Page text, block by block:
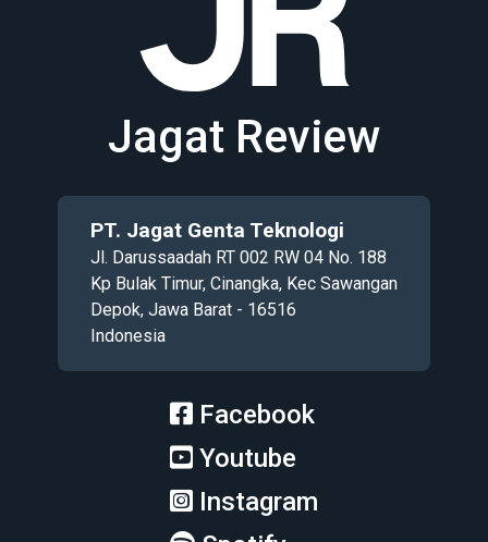
Jagat Review
PT. Jagat Genta Teknologi
Jl. Darussaadah RT 002 RW 04 No. 188
Kp Bulak Timur, Cinangka, Kec Sawangan
Depok, Jawa Barat - 16516
Indonesia
Facebook
Youtube
Instagram